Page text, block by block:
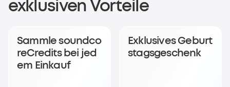
Prämienprogramm
an
Werde Mitglied, sammle soundcoreCredits bei jedem
Einkauf und erhalte eine exklusive Belohnung.
exklusiven Vorteile
Sammle soundco
reCredits bei jed
em Einkauf
Exklusives Geburt
stagsgeschenk